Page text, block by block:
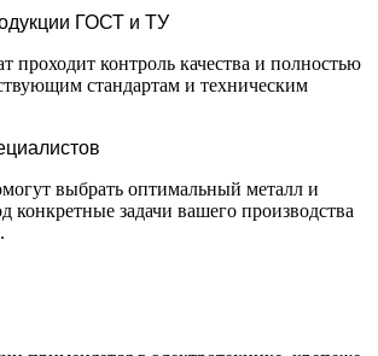
ГОСТ и ТУ
проходит контроль качества и полностью
стандартам и техническим
выбрать оптимальный металл и
конкретные задачи вашего производства